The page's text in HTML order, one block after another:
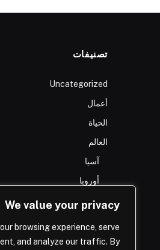
We value your privacy
browsing experience, serve
and analyze our traffic. By
تصنيفات
Uncategorized
أعمال
الحياة
العالم
آسيا
أوروبا
افريقيا
المملكة العربية السعودية